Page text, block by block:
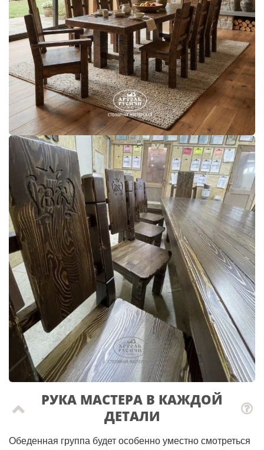
РУКА МАСТЕРА В КАЖДОЙ
ДЕТАЛИ
Обеденная группа будет особенно уместно смотреться